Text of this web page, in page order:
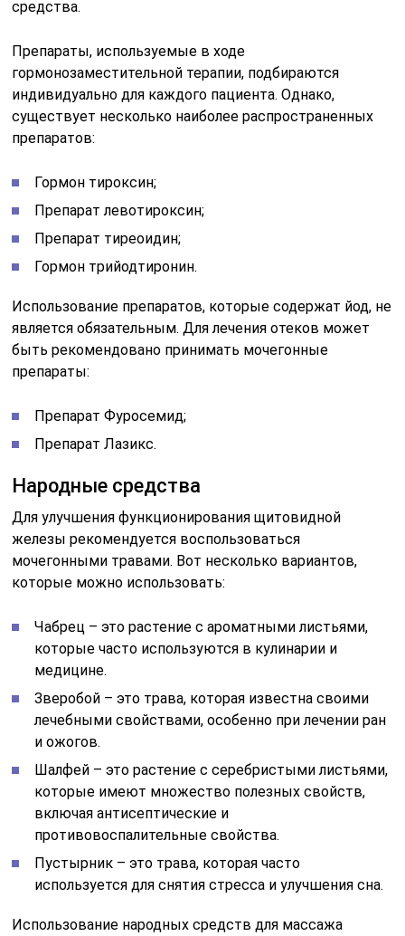
средства.
Препараты, используемые в ходе
гормонозаместительной терапии, подбираются
индивидуально для каждого пациента. Однако,
существует несколько наиболее распространенных
препаратов:
Гормон тироксин;
Препарат левотироксин;
Препарат тиреоидин;
Гормон трийодтиронин.
Использование препаратов, которые содержат йод, не
является обязательным. Для лечения отеков может
быть рекомендовано принимать мочегонные
препараты:
Препарат Фуросемид;
Препарат Лазикс.
Народные средства
Для улучшения функционирования щитовидной
железы рекомендуется воспользоваться
мочегонными травами. Вот несколько вариантов,
которые можно использовать:
Чабрец – это растение с ароматными листьями,
которые часто используются в кулинарии и
медицине.
Зверобой – это трава, которая известна своими
лечебными свойствами, особенно при лечении ран
и ожогов.
Шалфей – это растение с серебристыми листьями,
которые имеют множество полезных свойств,
включая антисептические и
противовоспалительные свойства.
Пустырник – это трава, которая часто
используется для снятия стресса и улучшения сна.
Использование народных средств для массажа